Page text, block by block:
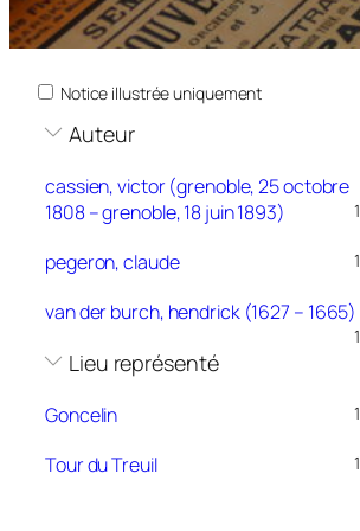
Notice illustrée uniquement
Auteur
cassien, victor (grenoble, 25 octobre
1808 – grenoble, 18 juin 1893)
1
pegeron, claude 1
van der burch, hendrick (1627 – 1665)
1
Lieu représenté
Goncelin 1
Tour du Treuil 1